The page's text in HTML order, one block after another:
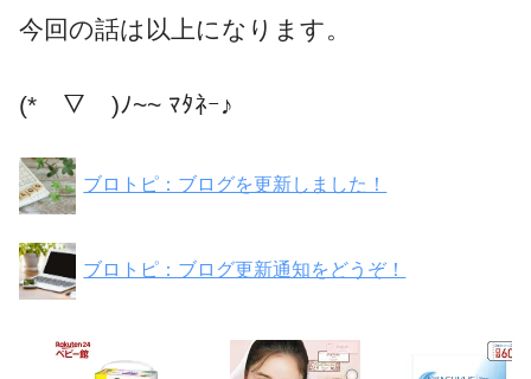
今回の話は以上になります。
(*￣▽￣)ﾉ~~ ﾏﾀﾈｰ♪
ブロトピ：ブログを更新しました！
ブロトピ：ブログ更新通知をどうぞ！